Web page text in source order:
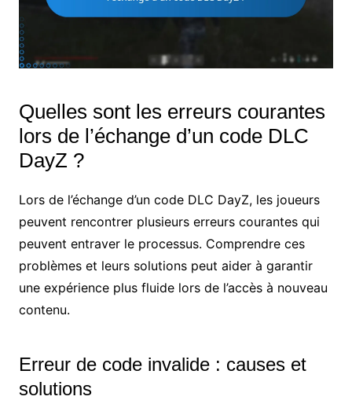
Quelles sont les erreurs courantes
lors de l’échange d’un code DLC
DayZ ?
Lors de l’échange d’un code DLC DayZ, les joueurs
peuvent rencontrer plusieurs erreurs courantes qui
peuvent entraver le processus. Comprendre ces
problèmes et leurs solutions peut aider à garantir
une expérience plus fluide lors de l’accès à nouveau
contenu.
Erreur de code invalide : causes et
solutions